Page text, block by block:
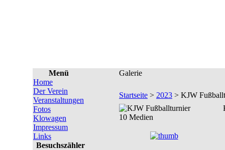
Menü
Home
Der Verein
Veranstaltungen
Fotos
Klowagen
Impressum
Links
Besuchszähler
Galerie
Startseite > 2023 > KJW
10 Medien